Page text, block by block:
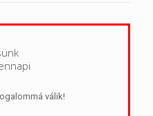
válik!